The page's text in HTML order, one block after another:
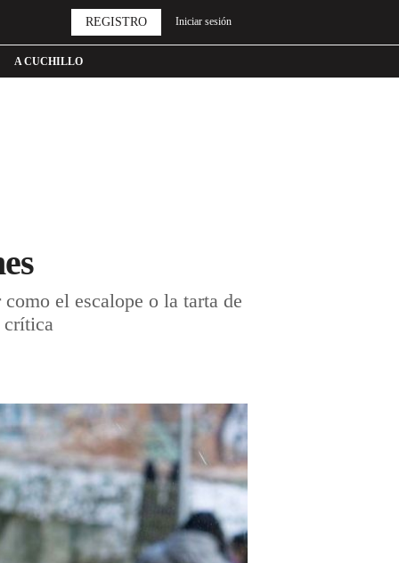
A CUCHILLO
REGISTRO Iniciar sesión
el escalope o la tarta de
crítica